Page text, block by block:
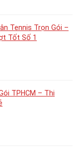
Tennis Trọn Gói –
Tốt Số 1
TPHCM – Thi